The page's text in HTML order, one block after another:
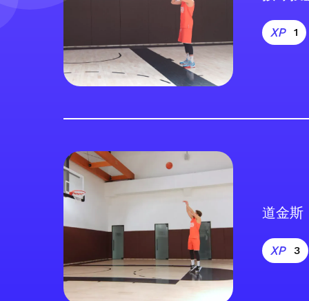
1
道金斯
3